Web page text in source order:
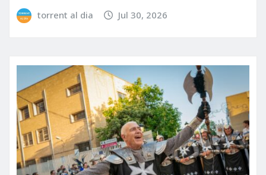
torrent al dia Jul 30, 2026